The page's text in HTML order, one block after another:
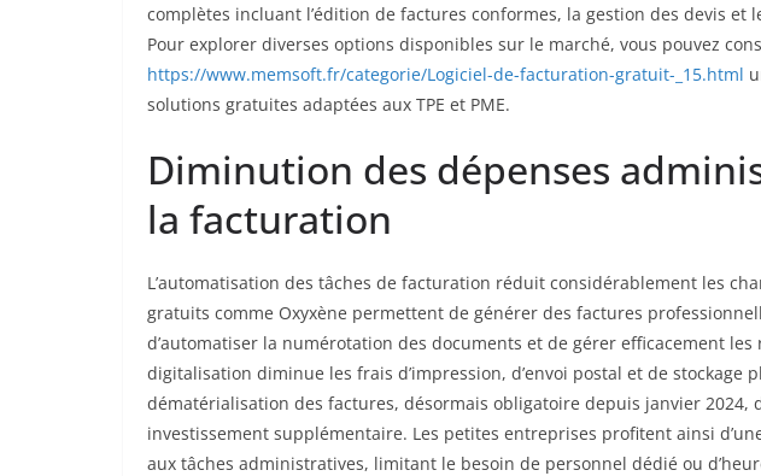
complètes incluant l’édition de factures conformes, la gestion des devis et
Pour explorer diverses options disponibles sur le marché, vous pouvez
https://www.memsoft.fr/categorie/Logiciel-de-facturation-gratuit-_15.html
solutions gratuites adaptées aux TPE et PME.
Diminution des dépenses
la facturation
L’automatisation des tâches de facturation réduit considérablement les
gratuits comme Oxyxène permettent de générer des factures
d’automatiser la numérotation des documents et de gérer efficacement les
digitalisation diminue les frais d’impression, d’envoi postal et de stockage
dématérialisation des factures, désormais obligatoire depuis janvier 2024,
investissement supplémentaire. Les petites entreprises profitent ainsi
aux tâches administratives, limitant le besoin de personnel dédié ou